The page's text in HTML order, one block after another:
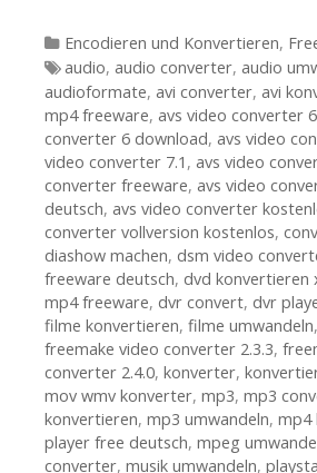
Kategorien
Encodieren und Konvertieren,
Tags
audio, audio converter, audio
audioformate, avi converter, avi
mp4 freeware, avs video converter 6
converter 6 download, avs video
video converter 7.1 , avs video
converter freeware, avs video
deutsch, avs video converter
converter vollversion kostenlos,
diashow machen, dsm video
freeware deutsch, dvd konvertieren
mp4 freeware, dvr convert, dvr
filme konvertieren, filme umwandeln,
freemake video converter 2.3.3,
converter 2.4.0, konverter,
mov wmv konverter, mp3, mp3
konvertieren, mp3 umwandeln, mp4
player free deutsch, mpeg
converter, musik umwandeln,